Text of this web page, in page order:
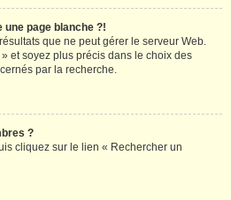
page blanche ?!
que ne peut gérer le serveur Web.
et soyez plus précis dans le choix des
par la recherche.
?
cliquez sur le lien « Rechercher un